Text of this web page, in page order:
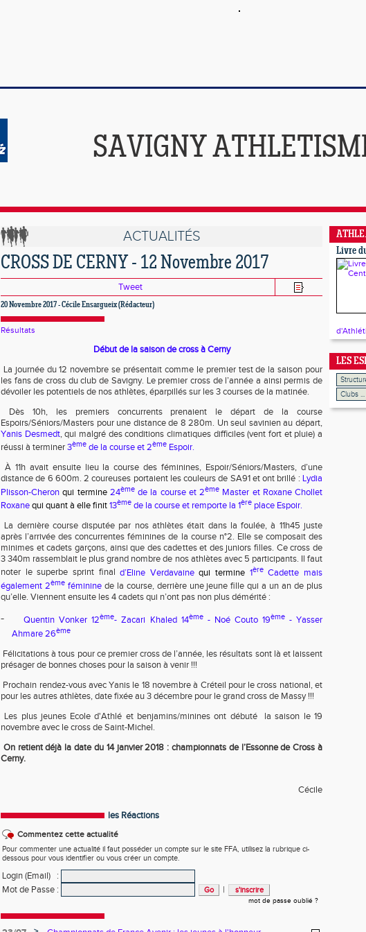
SAVIGNY
ACTUALITÉS
CROSS DE CERNY - 12 Novembre 2017
Tweet
20 Novembre 2017 - Cécile Ensargueix (Rédacteur)
Résultats
Début de la saison de cross à Cerny
La journée du 12 novembre se présentait comme le premier test de la saison pour
les fans de cross du club de Savigny. Le premier cross de l’année a ainsi permis de
dévoiler les potentiels de nos athlètes, éparpillés sur les 3 courses de la matinée.
Dès 10h, les premiers concurrents prenaient le départ de la course
Espoirs/Séniors/Masters pour une distance de 8 280m. Un seul savinien au départ,
Yanis Desmedt, qui malgré des conditions climatiques difficiles (vent fort et pluie) a
réussi à terminer3ème de la course et 2ème Espoir.
À 11h avait ensuite lieu la course des féminines, Espoir/Séniors/Masters, d’une
distance de 6 600m. 2 coureuses portaient les couleurs de SA91 et ont brillé : Lydia
Plisson-Cheronqui termine24èmede la course et 2ème Master et Roxane Chollet
Roxanequi quant à elle finit13ème de la course et remporte la 1ère place Espoir.
La dernière course disputée par nos athlètes était dans la foulée, à 11h45 juste
après l’arrivée des concurrentes féminines de la course n°2. Elle se composait des
minimes et cadets garçons, ainsi que des cadettes et des juniors filles. Ce cross de
3 340m rassemblait le plus grand nombre de nos athlètes avec 5 participants. Il faut
noter le superbe sprint finald’Eline Verdavainequi termine 1ère Cadette mais
également 2èmeféminine de la course, derrière une jeune fille qui a un an de plus
qu’elle. Viennent ensuite les 4 cadets qui n’ont pas non plus démérité :
- Quentin Vonker 12ème- Zacari Khaled 14ème- Noé Couto 19ème- Yasser
Ahmare 26ème
Félicitations à tous pour ce premier cross de l’année, les résultats sont là et laissent
présager de bonnes choses pour la saison à venir !!!
Prochain rendez-vous avec Yanis le 18 novembre à Créteil pour le cross national, et
pour les autres athlètes, date fixée au 3 décembre pour le grand cross de Massy !!!
Les plus jeunes Ecole d'Athlé et benjamins/minines ont débuté la saison le 19
novembre avec le cross de Saint-Michel.
On retient déjà la date du 14 janvier 2018 : championnats de l’Essonne de Cross à
Cerny.
Cécile
les Réactions
Commentez cette actualité
Pour commenter une actualité il faut posséder un compte sur le site FFA, utilisez la rubrique ci-
dessous pour vous identifier ou vous créer un compte.
Login (Email)
:
Mot de Passe : |
mot de passe oublié ?
Livre
LES